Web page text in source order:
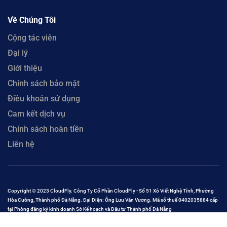
Về Chúng Tôi
Cộng tác viên
Đại lý
Giới thiệu
Chính sách bảo mật
Điều khoản sử dụng
Cam kết dịch vụ
Chính sách hoàn tiền
Liên hệ
Copyright © 2023 CloudFly. Công Ty Cổ Phần CloudFly - Số 51 Xô Viết Nghệ Tĩnh, Phường
Hòa Cường, Thành phố Đà Nẵng. Đại Diện: Ông Lưu Văn Vương. Mã số thuế 0402035884 cấp
tại Phòng đăng ký kinh doanh Sở Kế hoạch và Đầu tư Thành phố Đà Nẵng